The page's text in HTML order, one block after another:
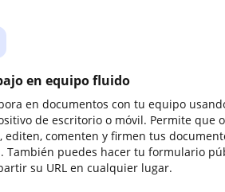
en equipo fluido
en documentos con tu equipo
de escritorio o móvil. Permite que
editen, comenten y firmen tus
También puedes hacer tu formulario
su URL en cualquier lugar.